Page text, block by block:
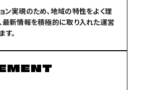
ン実現のため、地域の特性をよく理
最新情報を積極的に取り入れた運営
。